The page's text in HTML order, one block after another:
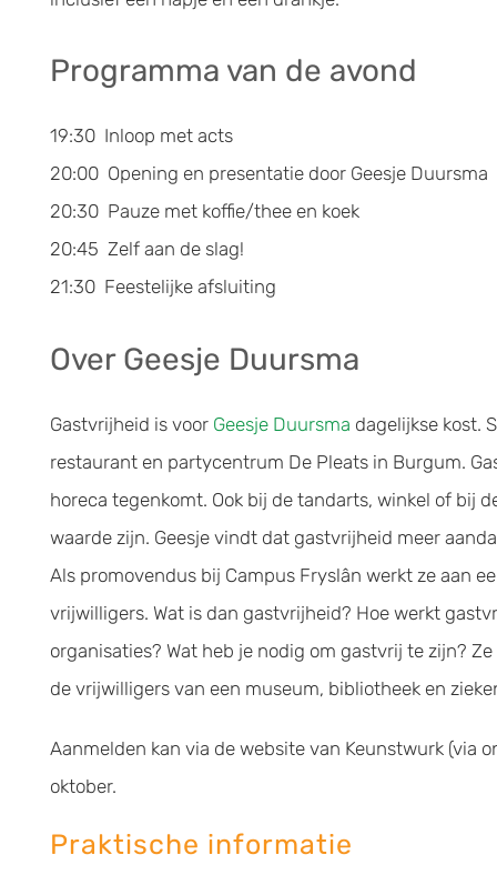
Programma van de avond
19:30 Inloop met acts
20:00 Opening en presentatie door Geesje Duursma
20:30 Pauze met koffie/thee en koek
20:45 Zelf aan de slag!
21:30 Feestelijke afsluiting
Over Geesje Duursma
Gastvrijheid is voor Geesje Duursma dagelijkse kost.
restaurant en partycentrum De Pleats in Burgum.
horeca tegenkomt. Ook bij de tandarts, winkel of bij
waarde zijn. Geesje vindt dat gastvrijheid meer
Als promovendus bij Campus Fryslân werkt ze aan
vrijwilligers. Wat is dan gastvrijheid? Hoe werkt
organisaties? Wat heb je nodig om gastvrij te zijn?
de vrijwilligers van een museum, bibliotheek en
Aanmelden kan via de website van Keunstwurk (via
oktober.
Praktische informatie